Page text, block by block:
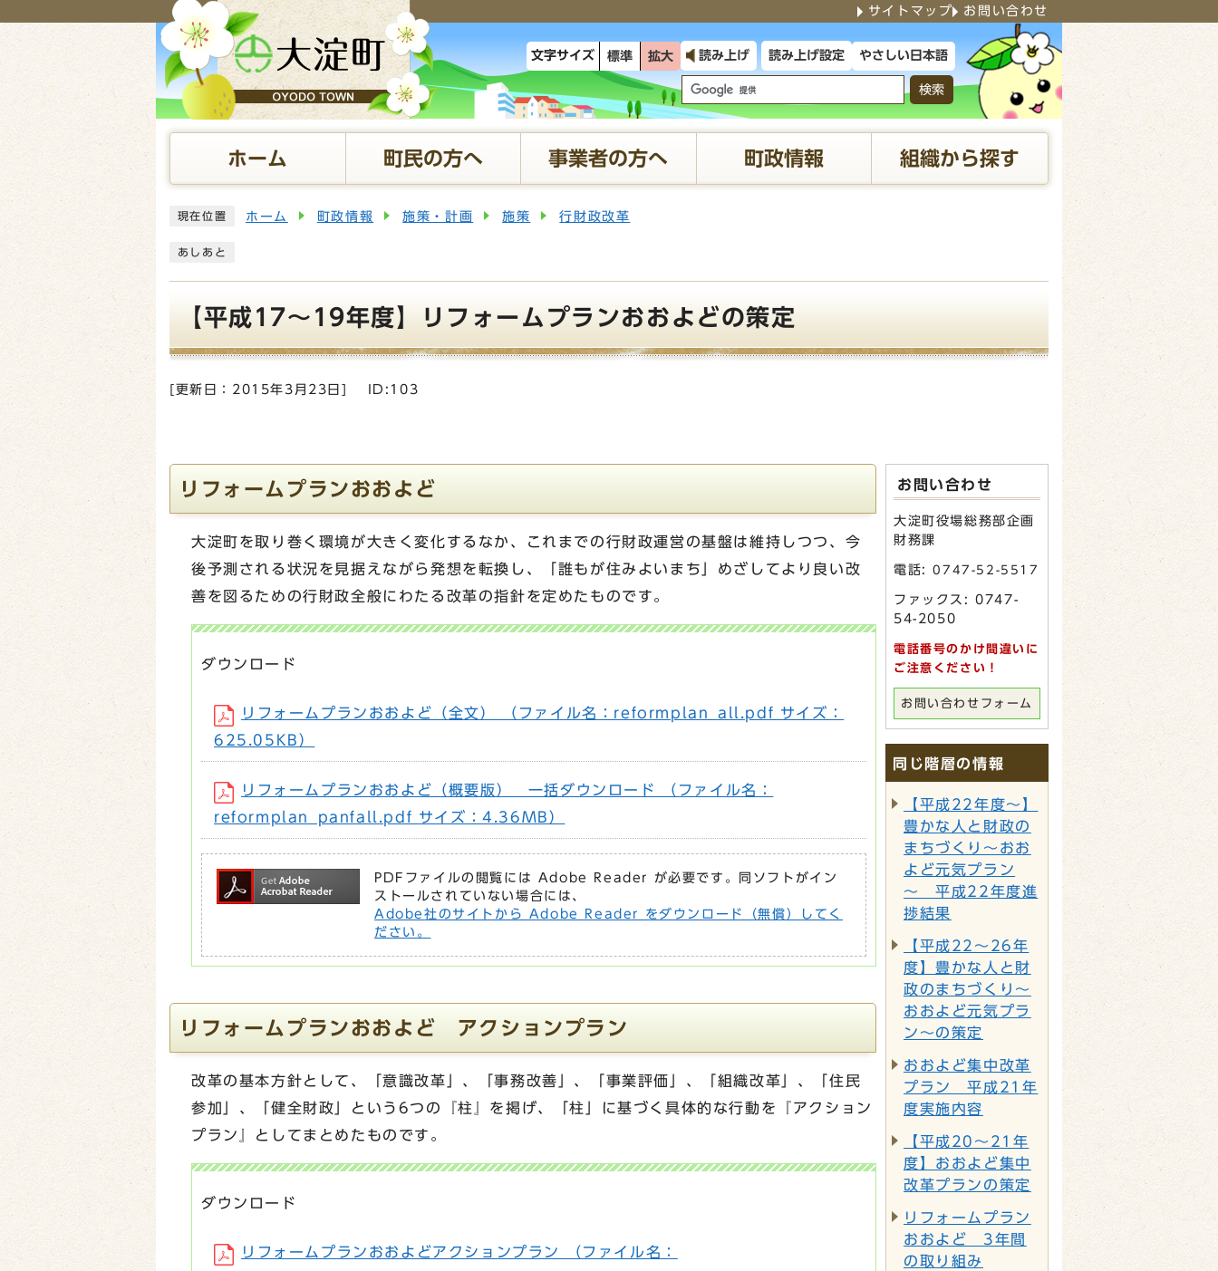
サイトマップ お問い合わせ
文字サイズ 標準 拡大 読み上げ 読み上げ設定 やさしい日本語
検索
ホーム 町民の方へ 事業者の方へ 町政情報 組織から探す
ここから本文です 現在位置 ホーム 町政情報 施策・計画 施策 行財政改革
あしあと
【平成17～19年度】リフォームプランおおよどの策定
[更新日： 2015年3月23日 ID:103
リフォームプランおおよど
大淀町を取り巻く環境が大きく変化するなか、これまでの行財政運営の基盤は維持しつつ、今
後予測される状況を見据えながら発想を転換し、「誰もが住みよいまち」めざしてより良い改
善を図るための行財政全般にわたる改革の指針を定めたものです。
ダウンロード
リフォームプランおおよど（全文） （ファイル名：reformplan_all.pdf サイズ：
625.05KB）
リフォームプランおおよど（概要版） 一括ダウンロード （ファイル名：
reformplan_panfall.pdf サイズ：4.36MB）
PDFファイルの閲覧には Adobe Reader が必要です。同ソフトがイン
ストールされていない場合には、
Adobe社のサイトから Adobe Reader をダウンロード（無償）してく
ださい。
リフォームプランおおよど アクションプラン
改革の基本方針として、「意識改革」、「事務改善」、「事業評価」、「組織改革」、「住民
参加」、「健全財政」という6つの『柱』を掲げ、「柱」に基づく具体的な行動を『アクション
プラン』としてまとめたものです。
ダウンロード
リフォームプランおおよどアクションプラン （ファイル名：
お問い合わせ
大淀町役場総務部企画
財務課
電話:0747-52-5517
ファックス: 0747-
54-2050
電話番号のかけ間違いに
ご注意ください！
お問い合わせフォーム
同じ階層の情報
【平成22年度～】
豊かな人と財政の
まちづくり～おお
よど元気プラン
～ 平成22年度進
捗結果
【平成22～26年
度】豊かな人と財
政のまちづくり～
おおよど元気プラ
ン～の策定
おおよど集中改革
プラン 平成21年
度実施内容
【平成20～21年
度】おおよど集中
改革プランの策定
リフォームプラン
おおよど 3年間
の取り組み